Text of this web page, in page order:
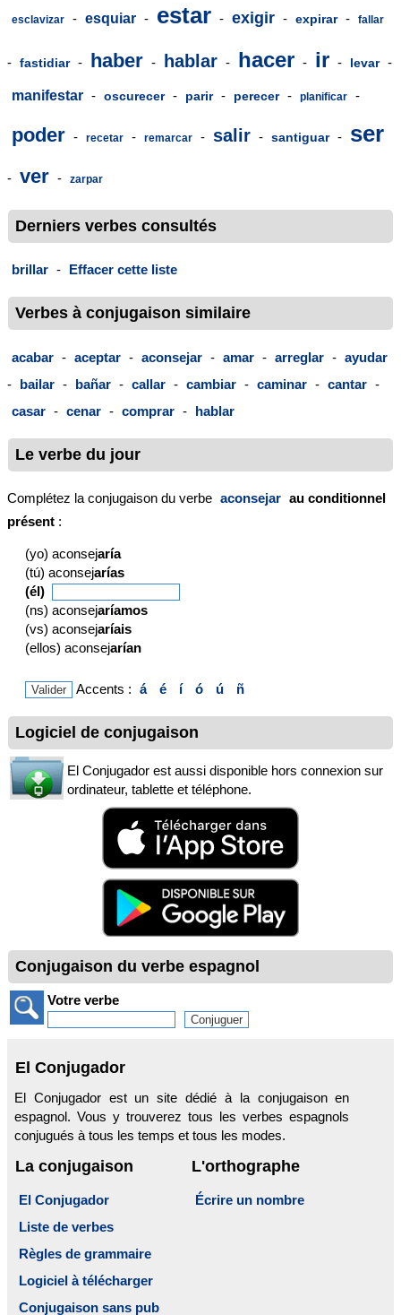
esclavizar - esquiar - estar - exigir - expirar - fallar
- fastidiar - haber - hablar - hacer - ir - levar -
manifestar - oscurecer - parir - perecer - planificar -
poder - recetar - remarcar - salir - santiguar - ser
- ver - zarpar
Derniers verbes consultés
brillar - Effacer cette liste
Verbes à conjugaison similaire
acabar - aceptar - aconsejar - amar - arreglar - ayudar
- bailar - bañar - callar - cambiar - caminar - cantar -
casar - cenar - comprar - hablar
Le verbe du jour
Complétez la conjugaison du verbe aconsejar au conditionnel
présent :
(yo) aconsejaría
(tú) aconsejarías
(él)
(ns) aconsejaríamos
(vs) aconsejaríais
(ellos) aconsejarían
Accents : á é í ó ú ñ
Logiciel de conjugaison
El Conjugador est aussi disponible hors connexion sur
ordinateur, tablette et téléphone.
Conjugaison du verbe espagnol
Votre verbe
El Conjugador
El Conjugador est un site dédié à la conjugaison en
espagnol. Vous y trouverez tous les verbes espagnols
conjugués à tous les temps et tous les modes.
La conjugaison
El Conjugador
Liste de verbes
Règles de grammaire
Logiciel à télécharger
Conjugaison sans pub
L'orthographe
Écrire un nombre